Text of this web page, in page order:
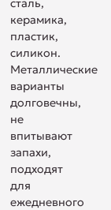
сталь,
керамика,
пластик,
силикон.
Металлические
варианты
долговечны,
не
впитывают
запахи,
подходят
для
ежедневного